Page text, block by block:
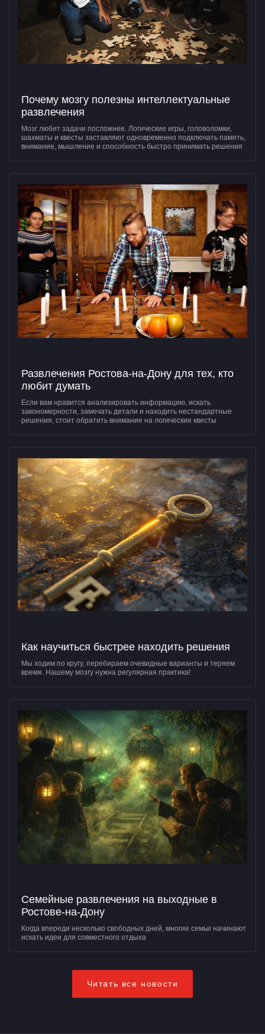
Почему мозгу полезны интеллектуальные
развлечения
Мозг любит задачи посложнее. Логические игры, головоломки,
шахматы и квесты заставляют одновременно подключать память,
внимание, мышление и способность быстро принимать решения
Развлечения Ростова-на-Дону для тех, кто
любит думать
Если вам нравится анализировать информацию, искать
закономерности, замечать детали и находить нестандартные
решения, стоит обратить внимание на логические квесты
Как научиться быстрее находить решения
Мы ходим по кругу, перебираем очевидные варианты и теряем
время. Нашему мозгу нужна регулярная практика!
Семейные развлечения на выходные в
Ростове-на-Дону
Когда впереди несколько свободных дней, многие семьи начинают
искать идеи для совместного отдыха
Читать все новости